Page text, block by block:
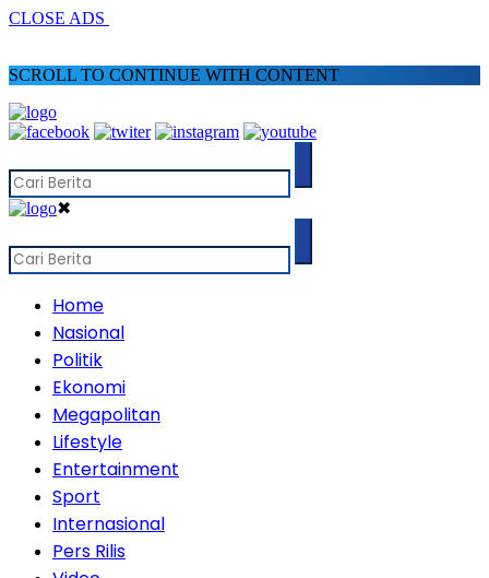
CLOSE ADS
SCROLL TO CONTINUE WITH CONTENT
✖
Home
Nasional
Politik
Ekonomi
Megapolitan
Lifestyle
Entertainment
Sport
Internasional
Pers Rilis